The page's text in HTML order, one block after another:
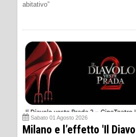
abitativo”
Sabato 01 Agosto 2026
Milano e l’effetto 'Il